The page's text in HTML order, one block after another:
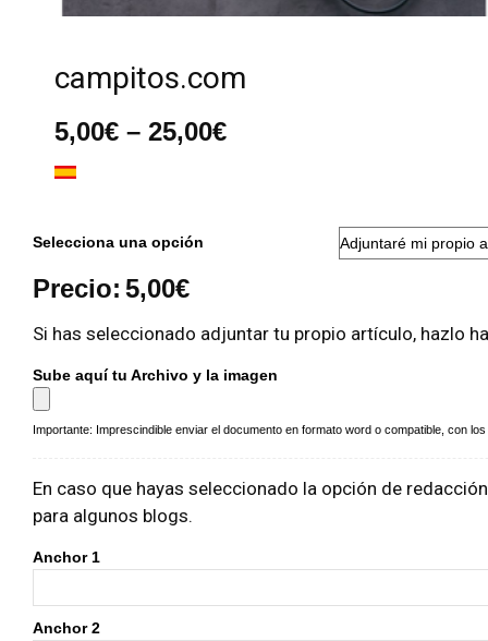
campitos.com
5,00€ – 25,00€Rango
Selecciona una opción
Precio: 5,00€
Si has seleccionado adjuntar tu propio artículo, hazlo
Sube aquí tu Archivo y la imagen
Importante: Imprescindible enviar el documento en formato word o compatible, con
En caso que hayas seleccionado la opción de
para algunos blogs.
Anchor 1
Anchor 2